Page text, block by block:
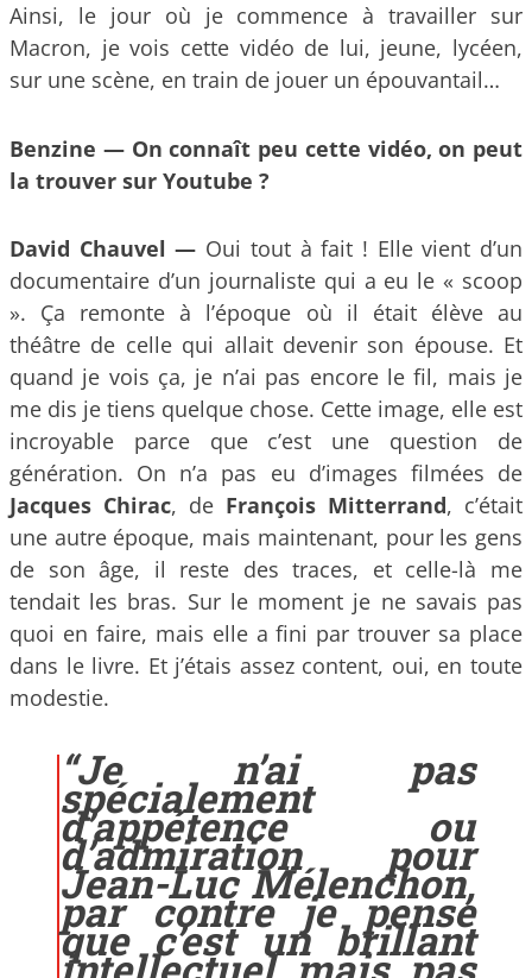
Ainsi, le jour où je commence à travailler sur
Macron, je vois cette vidéo de lui, jeune, lycéen,
sur une scène, en train de jouer un épouvantail…
Benzine — On connaît peu cette vidéo, on peut
la trouver sur Youtube ?
David Chauvel — Oui tout à fait ! Elle vient d’un
documentaire d’un journaliste qui a eu le « scoop
». Ça remonte à l’époque où il était élève au
théâtre de celle qui allait devenir son épouse. Et
quand je vois ça, je n’ai pas encore le fil, mais je
me dis je tiens quelque chose. Cette image, elle est
incroyable parce que c’est une question de
génération. On n’a pas eu d’images filmées de
Jacques Chirac, de François Mitterrand, c’était
une autre époque, mais maintenant, pour les gens
de son âge, il reste des traces, et celle-là me
tendait les bras. Sur le moment je ne savais pas
quoi en faire, mais elle a fini par trouver sa place
dans le livre. Et j’étais assez content, oui, en toute
modestie.
“Je n’ai pas
spécialement
d’appétence ou
d’admiration pour
Jean-Luc Mélenchon,
par contre je pense
que c’est un brillant